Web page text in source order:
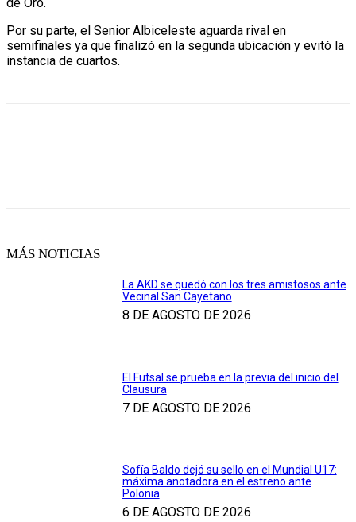
Por su parte, el Senior Albiceleste aguarda rival en
semifinales ya que finalizó en la segunda ubicación y evitó la
instancia de cuartos.
MÁS NOTICIAS
La AKD se quedó con los tres amistosos ante
Vecinal San Cayetano
8 DE AGOSTO DE 2026
El Futsal se prueba en la previa del inicio del
Clausura
7 DE AGOSTO DE 2026
Sofía Baldo dejó su sello en el Mundial U17:
máxima anotadora en el estreno ante
Polonia
6 DE AGOSTO DE 2026